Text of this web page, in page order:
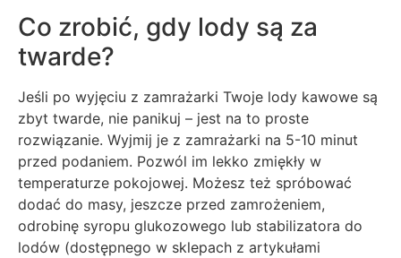
Co zrobić, gdy lody są za
twarde?
Jeśli po wyjęciu z zamrażarki Twoje lody kawowe są
zbyt twarde, nie panikuj – jest na to proste
rozwiązanie. Wyjmij je z zamrażarki na 5-10 minut
przed podaniem. Pozwól im lekko zmiękły w
temperaturze pokojowej. Możesz też spróbować
dodać do masy, jeszcze przed zamrożeniem,
odrobinę syropu glukozowego lub stabilizatora do
lodów (dostępnego w sklepach z artykułami